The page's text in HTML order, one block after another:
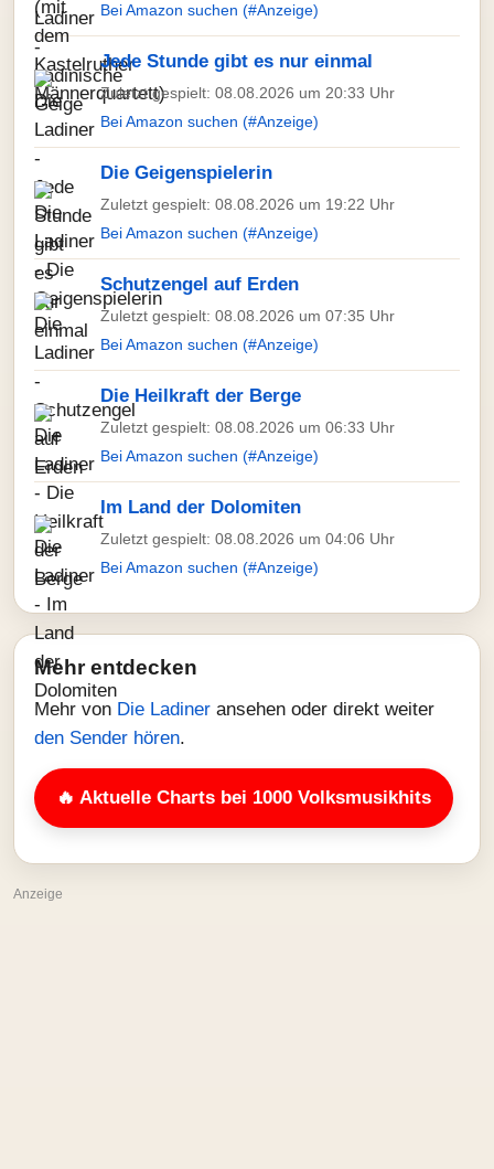
Bei Amazon suchen (#Anzeige)
Jede Stunde gibt es nur einmal
Zuletzt gespielt: 08.08.2026 um 20:33 Uhr
Bei Amazon suchen (#Anzeige)
Die Geigenspielerin
Zuletzt gespielt: 08.08.2026 um 19:22 Uhr
Bei Amazon suchen (#Anzeige)
Schutzengel auf Erden
Zuletzt gespielt: 08.08.2026 um 07:35 Uhr
Bei Amazon suchen (#Anzeige)
Die Heilkraft der Berge
Zuletzt gespielt: 08.08.2026 um 06:33 Uhr
Bei Amazon suchen (#Anzeige)
Im Land der Dolomiten
Zuletzt gespielt: 08.08.2026 um 04:06 Uhr
Bei Amazon suchen (#Anzeige)
Mehr entdecken
Mehr von Die Ladiner ansehen oder direkt weiter
den Sender hören.
🔥 Aktuelle Charts bei 1000 Volksmusikhits
Anzeige